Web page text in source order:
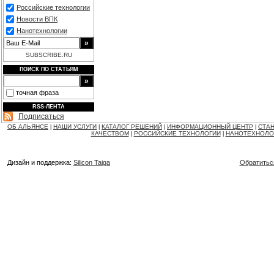
Российские технологии
Новости ВПК
Нанотехнологии
SUBSCRIBE.RU
ПОИСК ПО СТАТЬЯМ
точная фраза
RSS-ЛЕНТА
Подписаться
ОБ АЛЬЯНСЕ НАШИ УСЛУГИ КАТАЛОГ РЕШЕНИЙ ИНФОРМАЦИОННЫЙ ЦЕНТР
КАЧЕСТВОМ
РОССИЙСКИЕ ТЕХНОЛОГИИ
Дизайн и поддержка: Silicon Taiga